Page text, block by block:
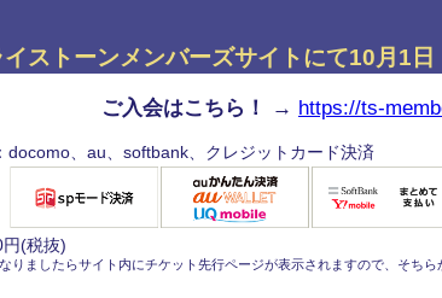
イストーンメンバーズサイトにて10月1日
ご入会はこちら！ → https://ts-
docomo、au、softbank、クレジットカード決済
円(税抜)
りましたらサイト内にチケット先行ページが表示されますので、そちら